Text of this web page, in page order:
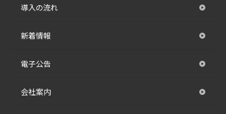
導入の流れ
新着情報
電子公告
会社案内